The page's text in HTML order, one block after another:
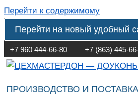
Перейти к содержимому
Перейти на новый удобный
+7 960 444-66-80 +7 (863) 445-
ПРОИЗВОДСТВО И